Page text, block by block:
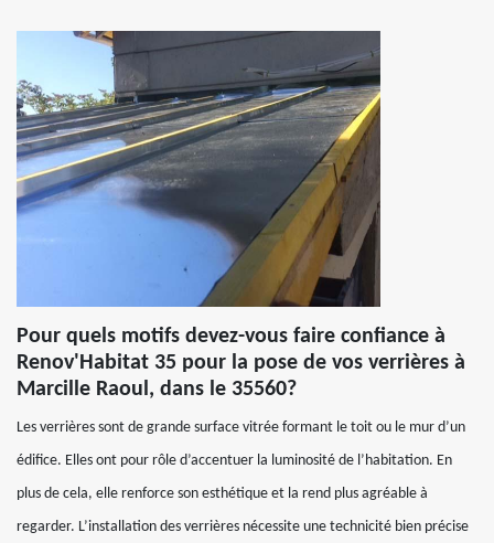
Pour quels motifs devez-vous faire confiance à
Renov'Habitat 35 pour la pose de vos verrières à
Marcille Raoul, dans le 35560?
Les verrières sont de grande surface vitrée formant le toit ou le mur d’un
édifice. Elles ont pour rôle d’accentuer la luminosité de l’habitation. En
plus de cela, elle renforce son esthétique et la rend plus agréable à
regarder. L’installation des verrières nécessite une technicité bien précise